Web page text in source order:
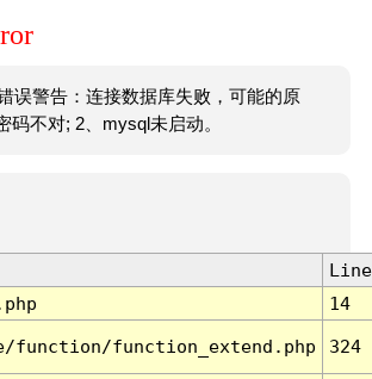
误警告：连接数据库失败，可能的原
码不对; 2、mysql未启动。
Line
14
function/function_extend.php 324